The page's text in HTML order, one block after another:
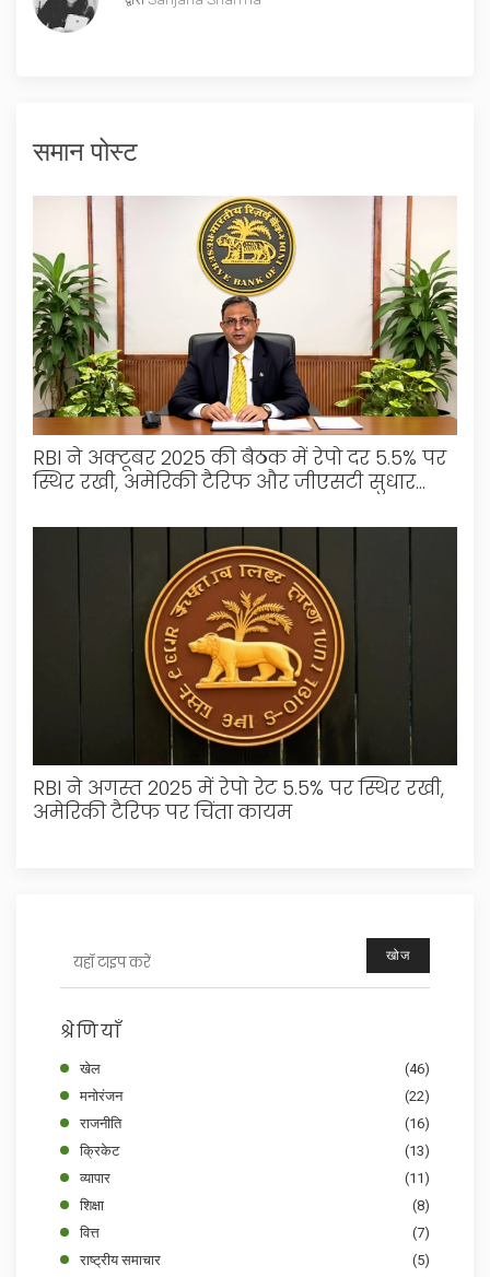
समान पोस्ट
RBI ने अक्टूबर 2025 की बैठक में रेपो दर 5.5% पर
स्थिर रखी, अमेरिकी टैरिफ और जीएसटी सुधार
RBI ने अगस्त 2025 में रेपो रेट 5.5% पर स्थिर रखी,
अमेरिकी टैरिफ पर चिंता कायम
खोज
श्रेणियाँ
खेल
(46)
मनोरंजन
(22)
राजनीति
(16)
क्रिकेट
(13)
व्यापार
(11)
शिक्षा
(8)
वित्त
(7)
राष्ट्रीय समाचार
(5)